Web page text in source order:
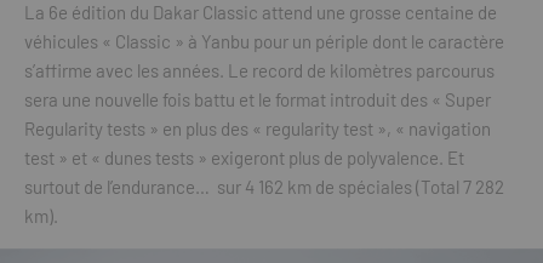
La 6e édition du Dakar Classic attend une grosse centaine de
véhicules « Classic » à Yanbu pour un périple dont le caractère
s’affirme avec les années. Le record de kilomètres parcourus
sera une nouvelle fois battu et le format introduit des « Super
Regularity tests » en plus des « regularity test », « navigation
test » et « dunes tests » exigeront plus de polyvalence. Et
surtout de l’endurance… sur 4 162 km de spéciales (Total 7 282
km).